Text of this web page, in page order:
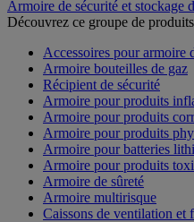
Armoire de sécurité et stockage
Découvrez ce groupe de produits
Accessoires pour armoire
Armoire bouteilles de gaz
Récipient de sécurité
Armoire pour produits
Armoire pour produits
Armoire pour produits
Armoire pour batteries
Armoire pour produits
Armoire de sûreté
Armoire multirisque
Caissons de ventilation et